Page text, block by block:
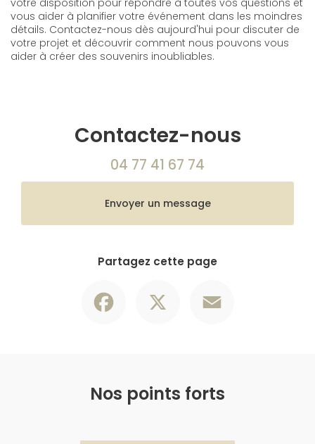
vous aider à planifier votre événement dans les moindres
détails. Contactez-nous dès aujourd'hui pour discuter de
votre projet et découvrir comment nous pouvons vous
aider à créer des souvenirs inoubliables.
Contactez-nous
04 77 41 67 74
Envoyer un message
Partagez cette page
Nos points forts